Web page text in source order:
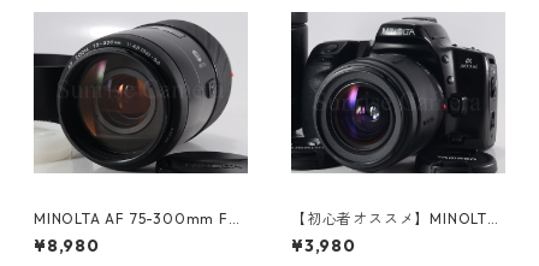
MINOLTA AF 75-300mm F4.
5-5.6 Aマウント ミノルタ (611
38)
¥8,980
【初心者オススメ】MINOLTA
α303Si / TAMRON AF 28-80
mm, 80-210mm Wズームセ
¥3,980